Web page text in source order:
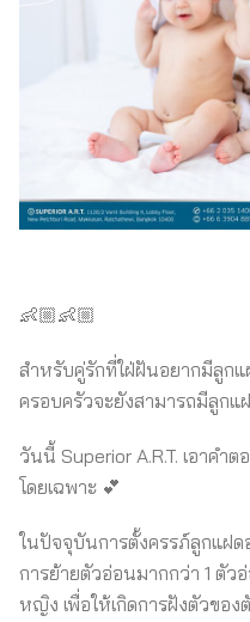
👶🏼👶🏼
สำหรับคู่รักที่ใฝ่ฝันอยากมีลูก
ครอบครัวจะยังสามารถมีลูกแ
วันนี้ Superior A.R.T. เอาคำ
โดยเฉพาะ 💕
ในปัจจุบันการตั้งครรภ์ลูกแฝด
การย้ายตัวอ่อนมากกว่า 1 ตัว
หญิง เพื่อให้เกิดการฝังตัวขอ